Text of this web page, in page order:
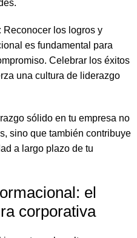
Reconocer los logros y
es fundamental para
Celebrar los éxitos
una cultura de liderazgo
sólido en tu empresa no
sino que también contribuye
a largo plazo de tu
el
corporativa